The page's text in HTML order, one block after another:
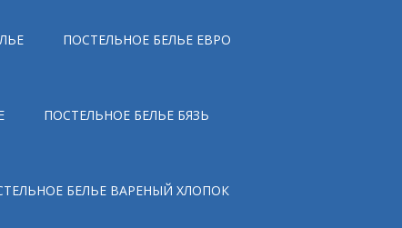
ПОСТЕЛЬНОЕ БЕЛЬЕ ЕВРО
ПОСТЕЛЬНОЕ БЕЛЬЕ БЯЗЬ
БЕЛЬЕ ВАРЕНЫЙ ХЛОПОК